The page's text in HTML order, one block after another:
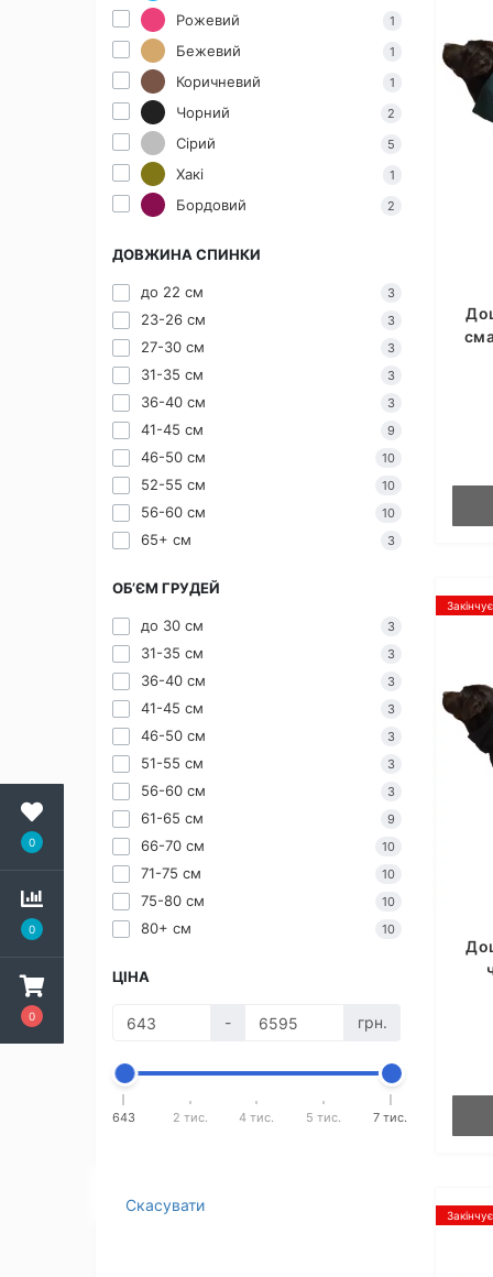
0
0
0
Рожевий 1
Бежевий 1
Коричневий 1
Чорний 2
Сірий 5
Хакі 1
Бордовий 2
ДОВЖИНА СПИНКИ
до 22 см 3
23-26 см 3
27-30 см 3
31-35 см 3
36-40 см 3
41-45 см 9
46-50 см 10
52-55 см 10
56-60 см 10
65+ см 3
ОБ’ЄМ ГРУДЕЙ
до 30 см 3
31-35 см 3
36-40 см 3
41-45 см 3
46-50 см 3
51-55 см 3
56-60 см 3
61-65 см 9
66-70 см 10
71-75 см 10
75-80 см 10
80+ см 10
ЦІНА
- грн.
643 2 тис. 4 тис. 5 тис. 7 тис.
Скасувати